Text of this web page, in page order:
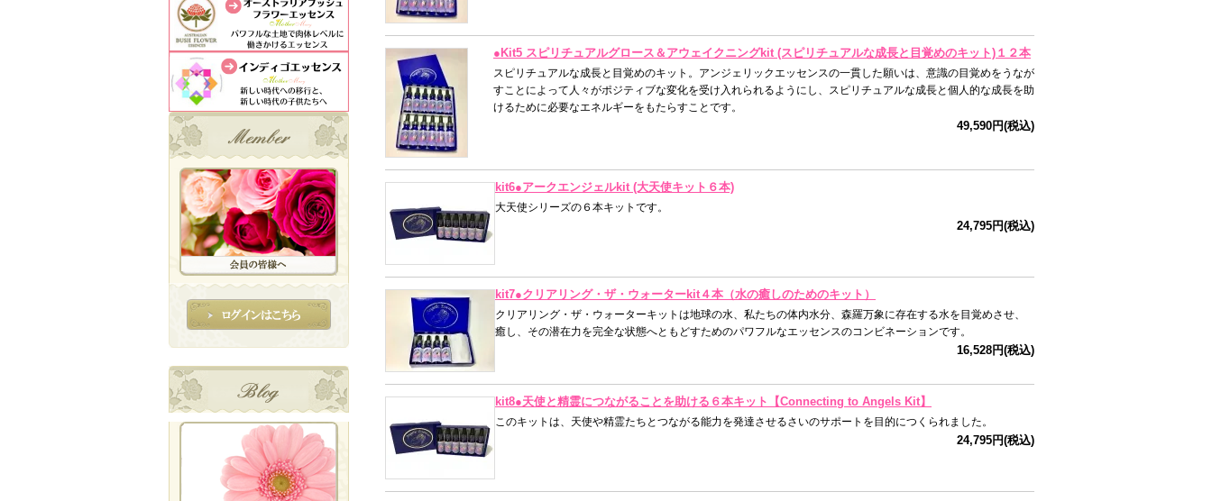
●Kit5 スピリチュアルグロース＆アウェイクニングkit (スピリチュアルな成長と目覚めのキット)１２本
スピリチュアルな成長と目覚めのキット。アンジェリックエッセンスの一貫した願いは、意識の目覚めをうなが
すことによって人々がポジティブな変化を受け入れられるようにし、スピリチュアルな成長と個人的な成長を助
けるために必要なエネルギーをもたらすことです。
49,590円(税込)
kit6●アークエンジェルkit (大天使キット６本)
大天使シリーズの６本キットです。
24,795円(税込)
kit7●クリアリング・ザ・ウォーターkit４本（水の癒しのためのキット）
クリアリング・ザ・ウォーターキットは地球の水、私たちの体内水分、森羅万象に存在する水を目覚めさせ、
癒し、その潜在力を完全な状態へともどすためのパワフルなエッセンスのコンビネーションです。
16,528円(税込)
kit8●天使と精霊につながることを助ける６本キット【Connecting to Angels Kit】
このキットは、天使や精霊たちとつながる能力を発達させるさいのサポートを目的につくられました。
24,795円(税込)